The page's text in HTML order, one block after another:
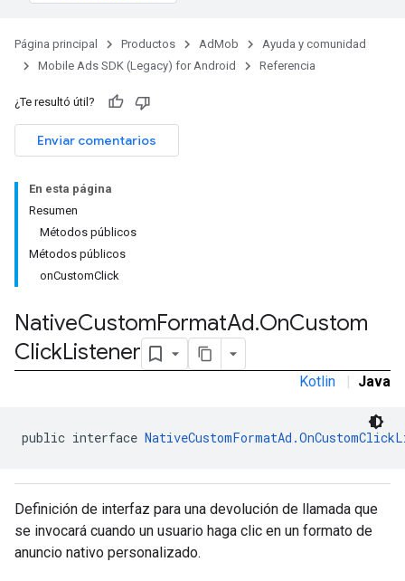
Página principal Productos AdMob
Ayuda y comunidad
Mobile Ads SDK (Legacy) for Android
Referencia
¿Te resultó útil?
Enviar comentarios
En esta página
Resumen
Métodos públicos
Métodos públicos
onCustomClick
NativeCustomFormatAd.OnCustom
ClickListener
Kotlin | Java
public interface
Definición de interfaz para una devolución de llamada que
se invocará cuando un usuario haga clic en un formato de
anuncio nativo personalizado.